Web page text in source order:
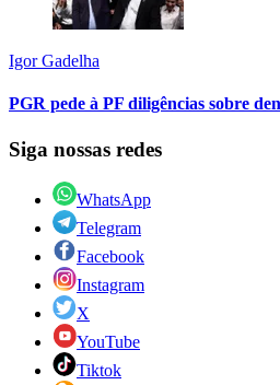
Igor Gadelha
PGR pede à PF diligências sobre
Siga nossas redes
WhatsApp
Telegram
Facebook
Instagram
X
YouTube
Tiktok